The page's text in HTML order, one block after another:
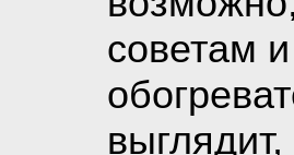
советам